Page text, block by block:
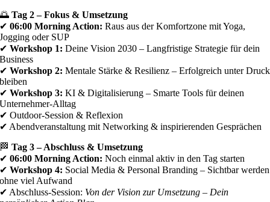
🌅Tag 2 – Fokus & Umsetzung
✔06:00 Morning Action: Raus aus der Komfortzone mit Yoga,
Jogging oder SUP
✔Workshop 1: Deine Vision 2030 – Langfristige Strategie für dein
Business
✔Workshop 2: Mentale Stärke & Resilienz – Erfolgreich unter Druck
bleiben
✔Workshop 3: KI & Digitalisierung – Smarte Tools für deinen
Unternehmer-Alltag
✔ Outdoor-Session & Reflexion
✔ Abendveranstaltung mit Networking & inspirierenden Gesprächen
🏁Tag 3 – Abschluss & Umsetzung
✔06:00 Morning Action: Noch einmal aktiv in den Tag starten
✔Workshop 4: Social Media & Personal Branding – Sichtbar werden
ohne viel Aufwand
✔ Abschluss-Session: Von der Vision zur Umsetzung – Dein